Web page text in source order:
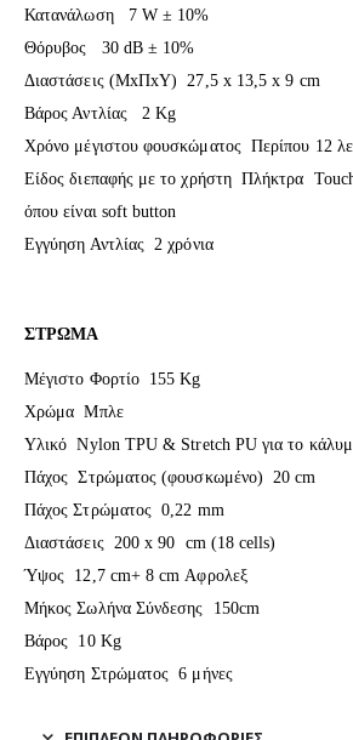
Κατανάλωση 7 W ± 10%
Θόρυβος 30 dB ± 10%
Διαστάσεις (ΜxΠxΥ) 27,5 x 13,5 x 9 cm
Βάρος Αντλίας 2 Kg
Χρόνο μέγιστου φουσκώματος Περίπου 12
Είδος διεπαφής με το χρήστη Πλήκτρα
όπου είναι soft button
Εγγύηση Αντλίας 2 χρόνια
ΣΤΡΩΜΑ
Μέγιστο Φορτίο 155 Kg
Χρώμα Μπλε
Υλικό Nylon TPU & Stretch PU για το
Πάχος Στρώματος (φουσκωμένο) 20 cm
Πάχος Στρώματος 0,22 mm
Διαστάσεις 200 x 90 cm (18 cells)
Ύψος 12,7 cm+ 8 cm Αφρολεξ
Μήκος Σωλήνα Σύνδεσης 150cm
Βάρος 10 Kg
Εγγύηση Στρώματος 6 μήνες